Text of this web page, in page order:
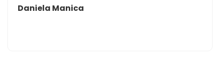
Daniela Manica